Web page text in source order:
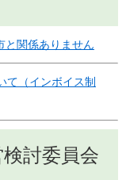
と関係ありません
て（インボイス制
討委員会